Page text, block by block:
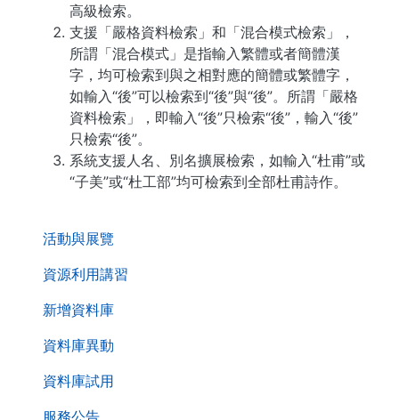
活動與展覽
資源利用講習
新增資料庫
資料庫異動
資料庫試用
服務公告
高級檢索。
支援「嚴格資料檢索」和「混合模式檢索」，
所謂「混合模式」是指輸入繁體或者簡體漢
字，均可檢索到與之相對應的簡體或繁體字，
如輸入“後”可以檢索到“後”與“後”。所謂「嚴格
資料檢索」，即輸入“後”只檢索“後”，輸入“後”
只檢索“後”。
系統支援人名、別名擴展檢索，如輸入“杜甫”或
“子美”或“杜工部”均可檢索到全部杜甫詩作。